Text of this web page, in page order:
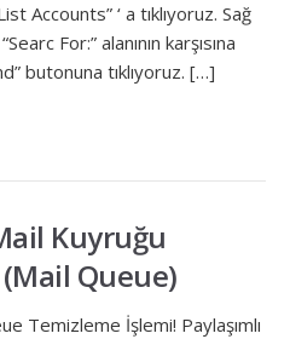
Accounts” ‘ a tıklıyoruz. Sağ
For:” alanının karşısına
butonuna tıklıyoruz. […]
Kuyruğu
Queue)
Temizleme İşlemi! Paylaşımlı